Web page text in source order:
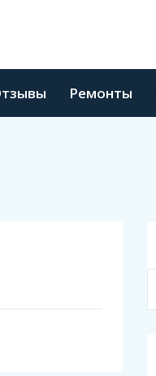
Ремонты